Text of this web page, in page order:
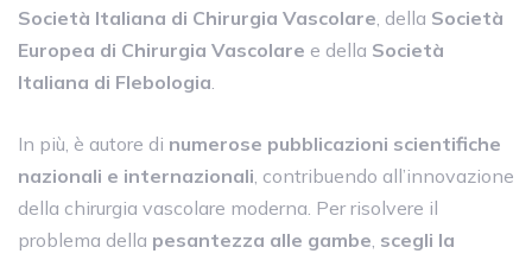
Società Italiana di Chirurgia Vascolare, della Società
Europea di Chirurgia Vascolare e della Società
Italiana di Flebologia.
In più, è autore di numerose pubblicazioni scientifiche
nazionali e internazionali, contribuendo all’innovazione
della chirurgia vascolare moderna. Per risolvere il
problema della pesantezza alle gambe, scegli la